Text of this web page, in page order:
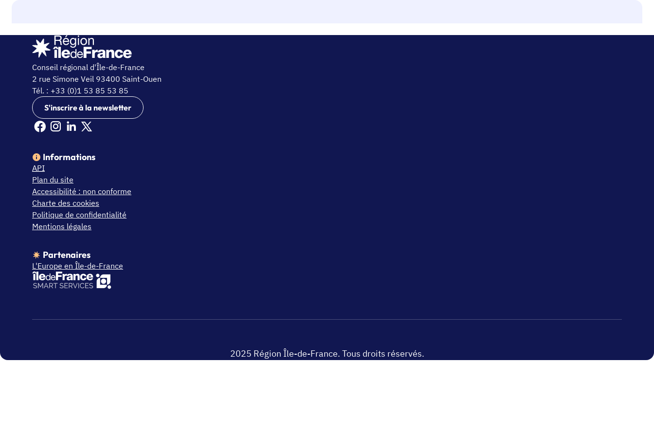
Conseil régional d'Île-de-France
2 rue Simone Veil 93400 Saint-Ouen
Tél. : +33 (0)1 53 85 53 85
S'inscrire à la newsletter
Facebook Ile de France (nouvelle fenêtre)
Instagram Ile de France (nouvelle fenêtre)
Linkedin Ile de France (nouvelle fenêtre)
X Ile de France (nouvelle fenêtre)
Informations
API
Plan du site
Accessibilité : non conforme
Charte des cookies
Politique de confidentialité
Mentions légales
Partenaires
L'Europe en Île-de-France
2025 Région Île-de-France. Tous droits réservés.